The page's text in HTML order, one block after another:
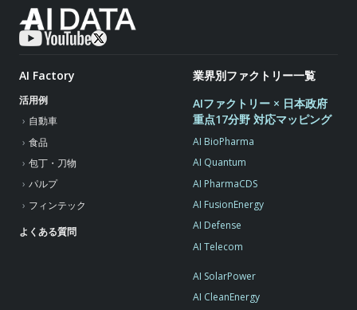
AI Factory
活用例
自動車
食品
包丁・刀物
パルプ
フィンテック
よくある質問
業界別ファクトリー一覧
AIファクトリー × 日本政府
重点17分野 対応マッピング
AI BioPharma
AI Quantum
AI PharmaCDS
AI FusionEnergy
AI Defense
AI Telecom
AI SolarPower
AI CleanEnergy